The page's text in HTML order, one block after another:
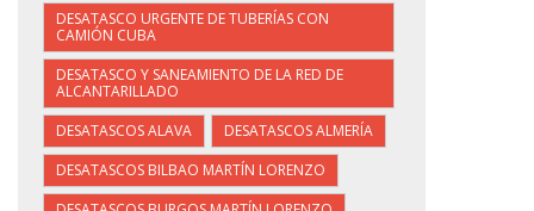
DESATASCO URGENTE DE TUBERÍAS CON
CAMIÓN CUBA
DESATASCO Y SANEAMIENTO DE LA RED DE
ALCANTARILLADO
DESATASCOS ALAVA
DESATASCOS ALMERÍA
DESATASCOS BILBAO MARTÍN LORENZO